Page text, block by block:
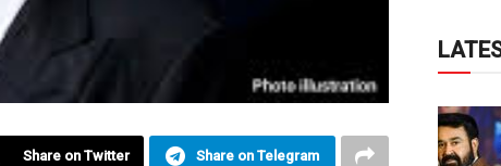
Share on Twitter Share on Telegram